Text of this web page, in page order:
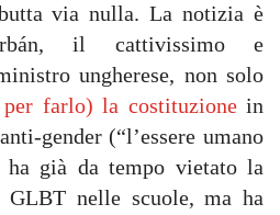
via nulla. La notizia è
il cattivissimo e
ungherese, non solo
farlo) la costituzionein
gender (“l’essere umano
ha già da tempo vietato la
GLBT nelle scuole, ma ha